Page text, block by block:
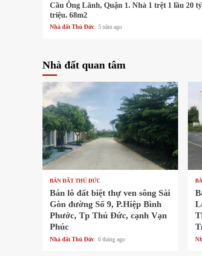
Cầu Ông Lãnh, Quận 1. Nhà 1 trệt 1 lầu 20
triệu. 68m2
Nhà đất Thủ Đức 5 năm ago
Nhà đất quan tâm
1 min read
BÁN ĐẤT THỦ ĐỨC
Bán lô đất biệt thự ven sông Sài
Gòn đường Số 9, P.Hiệp Bình
Phước, Tp Thủ Đức, cạnh Vạn
Phúc
Nhà đất Thủ Đức 6 tháng ago
1